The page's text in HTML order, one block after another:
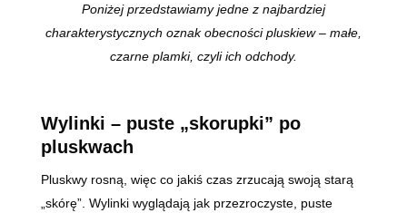
Poniżej przedstawiamy jedne z najbardziej
charakterystycznych oznak obecności pluskiew – małe,
czarne plamki, czyli ich odchody.
Wylinki – puste „skorupki” po
pluskwach
Pluskwy rosną, więc co jakiś czas zrzucają swoją starą
„skórę”. Wylinki wyglądają jak przezroczyste, puste